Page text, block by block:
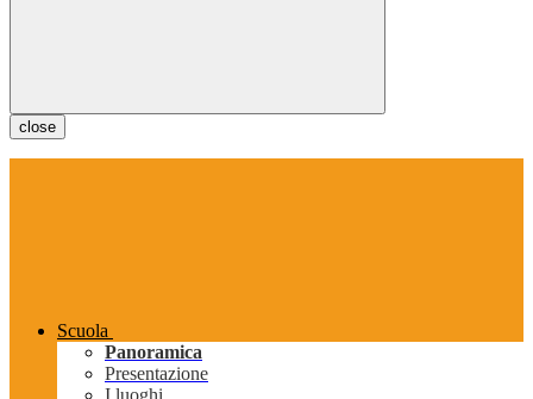
close
Scuola
Panoramica
Presentazione